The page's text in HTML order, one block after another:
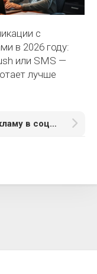
с
в 2026 году:
или SMS —
лучше
Как запустить эффективную рекламу в социальных сетях